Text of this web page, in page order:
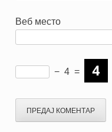
Веб место
− 4 =